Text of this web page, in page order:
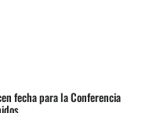
fecha para la Conferencia